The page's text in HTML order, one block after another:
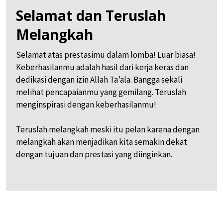
Selamat dan Teruslah
Melangkah
Selamat atas prestasimu dalam lomba! Luar biasa!
Keberhasilanmu adalah hasil dari kerja keras dan
dedikasi dengan izin Allah Ta’ala. Bangga sekali
melihat pencapaianmu yang gemilang. Teruslah
menginspirasi dengan keberhasilanmu!
Teruslah melangkah meski itu pelan karena dengan
melangkah akan menjadikan kita semakin dekat
dengan tujuan dan prestasi yang diinginkan.